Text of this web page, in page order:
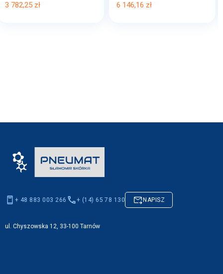
3 782,25 zł
6 146,16 zł
+ 48 883 003 266 + (14) 65 78 130 NAPISZ
ul. Chyszowska 12, 33-100 Tarnów